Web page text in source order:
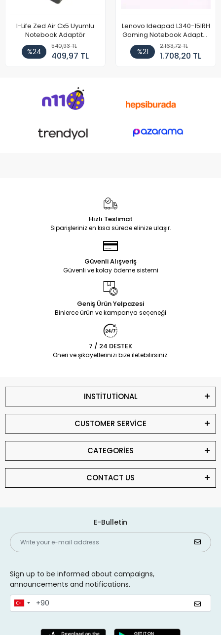
I-Life Zed Air Cx5 Uyumlu
Notebook Adaptör
%24
540,93 TL
409,97 TL
Lenovo Ideapad L340-15IRH
Gaming Notebook Adaptör
Cihazı Şarj Aleti (150W)
%21
2.163,72 TL
1.708,20 TL
Hızlı Teslimat
Siparişleriniz en kısa sürede elinize ulaşır.
Güvenli Alışveriş
Güvenli ve kolay ödeme sistemi
Geniş Ürün Yelpazesi
Binlerce ürün ve kampanya seçeneği
7 / 24 DESTEK
Öneri ve şikayetlerinizi bize iletebilirsiniz.
INSTİTUTİONAL
CUSTOMER SERVİCE
CATEGORİES
CONTACT US
E-Bulletin
Sign up to be informed about campaigns,
announcements and notifications.